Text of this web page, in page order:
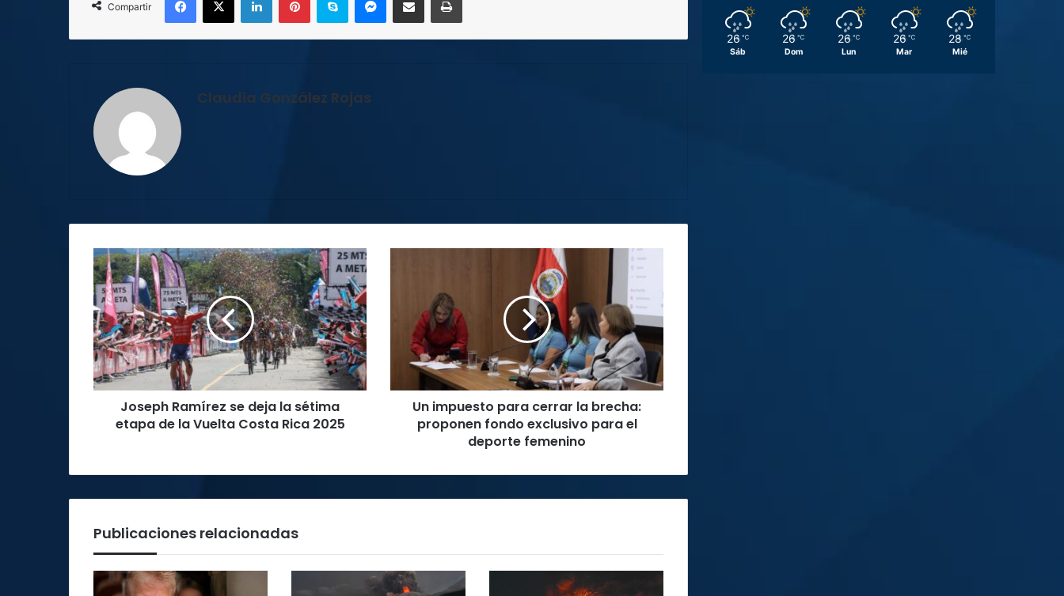
Compartir
Claudia González Rojas
Joseph
Ramírez
se
deja
la
sétima
etapa
de
la
Vuelta
Costa
Joseph Ramírez se deja la sétima
etapa de la Vuelta Costa Rica 2025
brecha:
proponen
fondo
exclusivo
Un impuesto para cerrar la brecha:
proponen fondo exclusivo para el
deporte femenino
Publicaciones relacionadas
26 ℃
Sáb
26 ℃
Dom
26 ℃
Lun
26 ℃
Mar
28 ℃
Mié